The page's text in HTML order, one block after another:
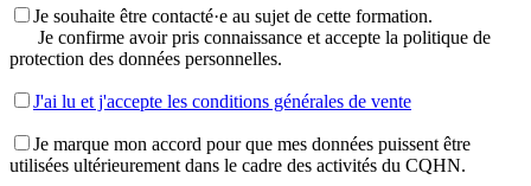
Je souhaite être contacté·e au sujet de cette formation.
Je confirme avoir pris connaissance et accepte la politique de
protection des données personnelles.
J'ai lu et j'accepte les conditions générales de vente
Je marque mon accord pour que mes données puissent être
utilisées ultérieurement dans le cadre des activités du CQHN.